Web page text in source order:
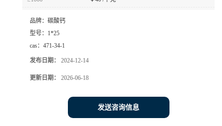
品牌： 碳酸钙
型号： 1*25
cas： 471-34-1
发布日期： 2024-12-14
更新日期： 2026-06-18
发送咨询信息